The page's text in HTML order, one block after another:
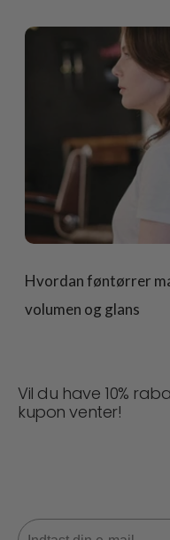
Hvordan føntørrer
volumen og glans
Vil du have 10%
kupon venter!
E-mail